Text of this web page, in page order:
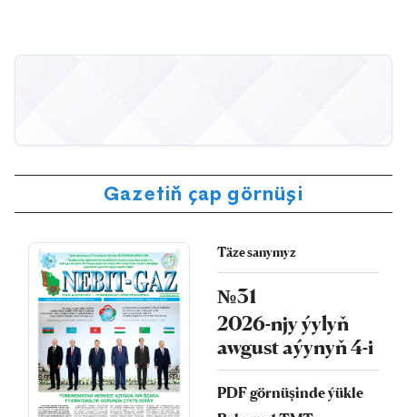
Gazetiň çap görnüşi
Täze sanymyz
№31
2026-njy ýylyň
awgust aýynyň 4-i
PDF görnüşinde ýükle